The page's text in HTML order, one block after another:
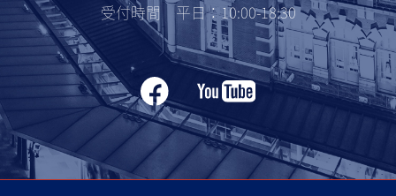
受付時間 平日：10:00-18:30